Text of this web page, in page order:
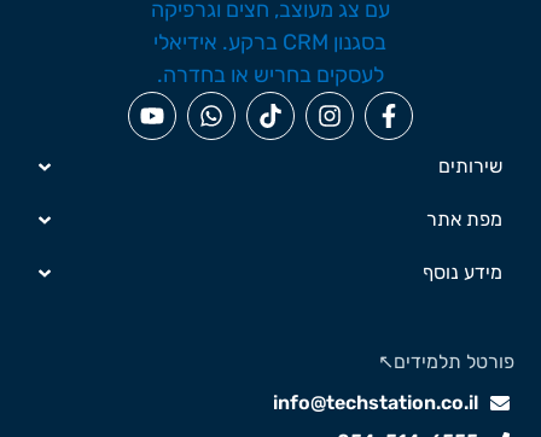
שירותים
מפת אתר
מידע נוסף
info@techstation.co.il
תלמידים↖️